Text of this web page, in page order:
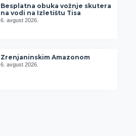
Besplatna obuka vožnje skutera
na vodi na Izletištu Tisa
6. avgust 2026.
Zrenjaninskim Amazonom
6. avgust 2026.